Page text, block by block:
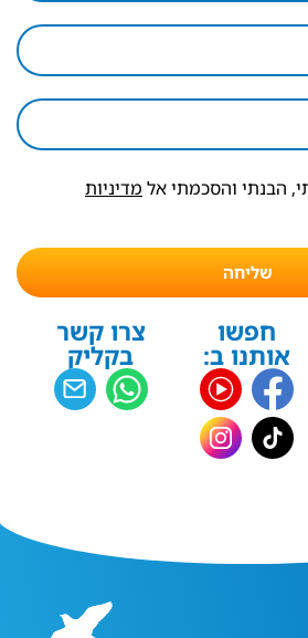
הבנתי והסכמתי אל מדיניות
שליחה
חפשו
אותנו ב:
צרו קשר
בקליק